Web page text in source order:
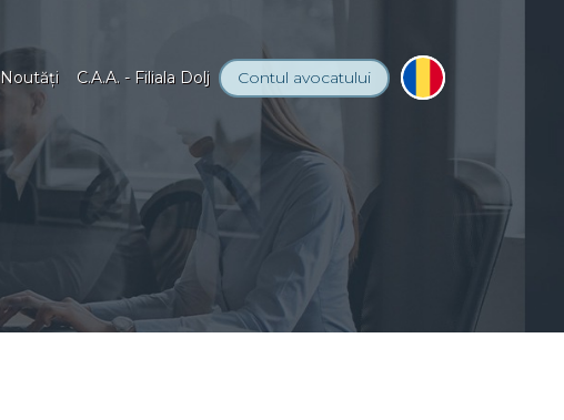
Noutăţi C.A.A. - Filiala Dolj Contul avocatului